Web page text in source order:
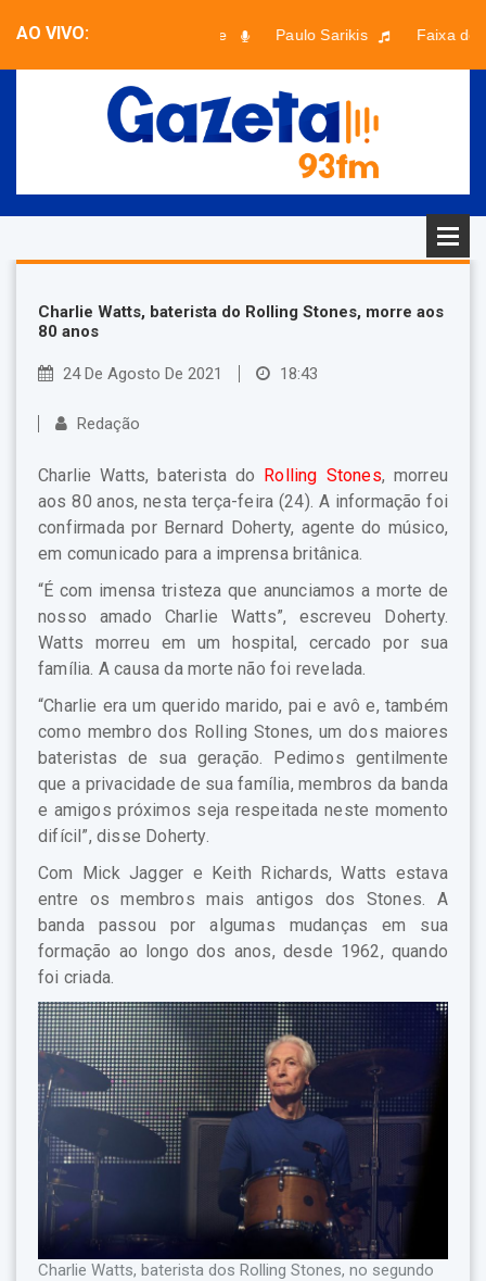
AO VIVO: Paulo Sarikis Faixa
Charlie Watts, baterista do Rolling Stones, morre aos
80 anos
24 De Agosto De 2021 18:43
Redação
Charlie Watts, baterista do Rolling Stones, morreu
aos 80 anos, nesta terça-feira (24). A informação foi
confirmada por Bernard Doherty, agente do músico,
em comunicado para a imprensa britânica.
“É com imensa tristeza que anunciamos a morte de
nosso amado Charlie Watts”, escreveu Doherty.
Watts morreu em um hospital, cercado por sua
família. A causa da morte não foi revelada.
“Charlie era um querido marido, pai e avô e, também
como membro dos Rolling Stones, um dos maiores
bateristas de sua geração. Pedimos gentilmente
que a privacidade de sua família, membros da banda
e amigos próximos seja respeitada neste momento
difícil”, disse Doherty.
Com Mick Jagger e Keith Richards, Watts estava
entre os membros mais antigos dos Stones. A
banda passou por algumas mudanças em sua
formação ao longo dos anos, desde 1962, quando
foi criada.
Charlie Watts, baterista dos Rolling Stones, no segundo